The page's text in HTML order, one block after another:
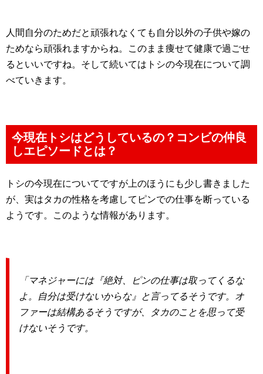
人間自分のためだと頑張れなくても自分以外の子供や嫁の
ためなら頑張れますからね。このまま痩せて健康で過ごせ
るといいですね。そして続いてはトシの今現在について調
べていきます。
今現在トシはどうしているの？コンビの仲良
しエピソードとは？
トシの今現在についてですが上のほうにも少し書きました
が、実はタカの性格を考慮してピンでの仕事を断っている
ようです。このような情報があります。
「マネジャーには『絶対、ピンの仕事は取ってくるな
よ。自分は受けないからな』と言ってるそうです。オ
ファーは結構あるそうですが、タカのことを思って受
けないそうです。